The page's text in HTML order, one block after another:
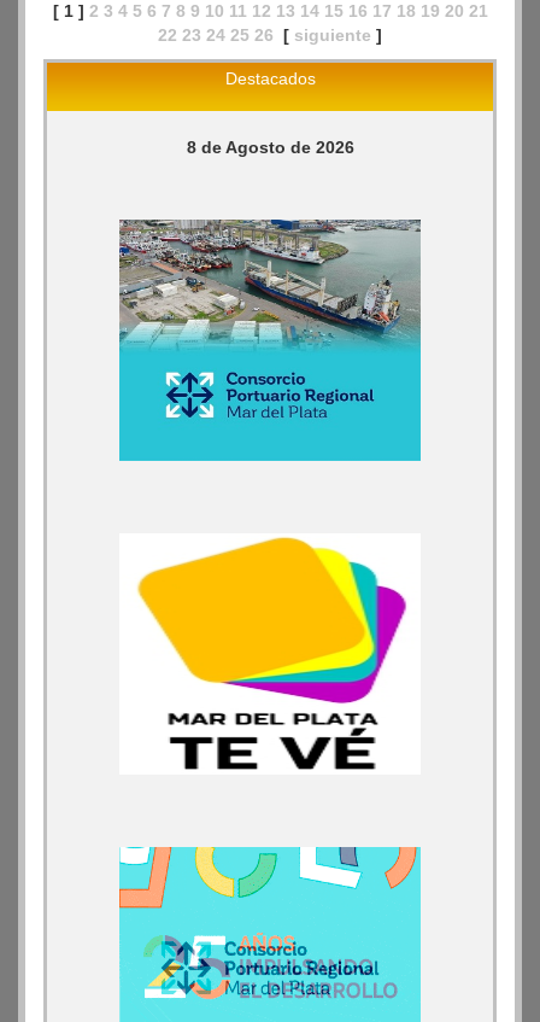
[ 1 ] 2 3 4 5 6 7 8 9 10 11 12 13 14 15 16 17 18 19 20 21
22 23 24 25 26 [ siguiente ]
Destacados
8 de Agosto de 2026